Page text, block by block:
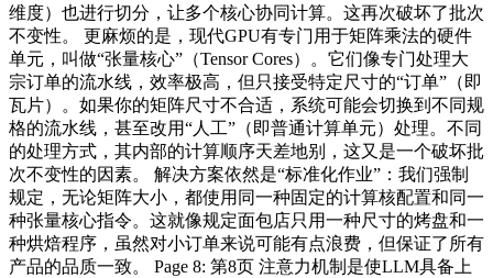
维度）也进行切分，让多个核心协同计算。这再次破坏了批次
不变性。 更麻烦的是，现代GPU有专门用于矩阵乘法的硬件
单元，叫做“张量核心”（Tensor Cores）。它们像专门处理大
宗订单的流水线，效率极高，但只接受特定尺寸的“订单”（即
瓦片）。如果你的矩阵尺寸不合适，系统可能会切换到不同规
格的流水线，甚至改用“人工”（即普通计算单元）处理。不同
的处理方式，其内部的计算顺序天差地别，这又是一个破坏批
次不变性的因素。 解决方案依然是“标准化作业”：我们强制
规定，无论矩阵大小，都使用同一种固定的计算核配置和同一
种张量核心指令。这就像规定面包店只用一种尺寸的烤盘和一
种烘焙程序，虽然对小订单来说可能有点浪费，但保证了所有
产品的品质一致。 Page 8: 第8页 注意力机制是使LLM具备上